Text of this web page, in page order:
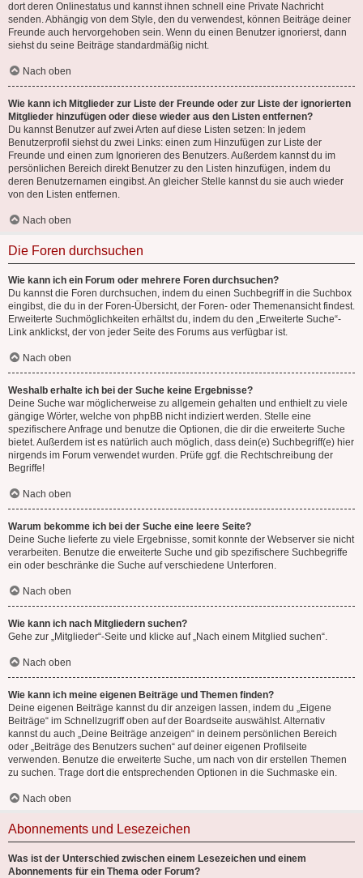
dort deren Onlinestatus und kannst ihnen schnell eine Private Nachricht
senden. Abhängig von dem Style, den du verwendest, können Beiträge deiner
Freunde auch hervorgehoben sein. Wenn du einen Benutzer ignorierst, dann
siehst du seine Beiträge standardmäßig nicht.
Nach oben
Wie kann ich Mitglieder zur Liste der Freunde oder zur Liste der ignorierten
Mitglieder hinzufügen oder diese wieder aus den Listen entfernen?
Du kannst Benutzer auf zwei Arten auf diese Listen setzen: In jedem
Benutzerprofil siehst du zwei Links: einen zum Hinzufügen zur Liste der
Freunde und einen zum Ignorieren des Benutzers. Außerdem kannst du im
persönlichen Bereich direkt Benutzer zu den Listen hinzufügen, indem du
deren Benutzernamen eingibst. An gleicher Stelle kannst du sie auch wieder
von den Listen entfernen.
Nach oben
Die Foren durchsuchen
Wie kann ich ein Forum oder mehrere Foren durchsuchen?
Du kannst die Foren durchsuchen, indem du einen Suchbegriff in die Suchbox
eingibst, die du in der Foren-Übersicht, der Foren- oder Themenansicht findest.
Erweiterte Suchmöglichkeiten erhältst du, indem du den „Erweiterte Suche“-
Link anklickst, der von jeder Seite des Forums aus verfügbar ist.
Nach oben
Weshalb erhalte ich bei der Suche keine Ergebnisse?
Deine Suche war möglicherweise zu allgemein gehalten und enthielt zu viele
gängige Wörter, welche von phpBB nicht indiziert werden. Stelle eine
spezifischere Anfrage und benutze die Optionen, die dir die erweiterte Suche
bietet. Außerdem ist es natürlich auch möglich, dass dein(e) Suchbegriff(e) hier
nirgends im Forum verwendet wurden. Prüfe ggf. die Rechtschreibung der
Begriffe!
Nach oben
Warum bekomme ich bei der Suche eine leere Seite?
Deine Suche lieferte zu viele Ergebnisse, somit konnte der Webserver sie nicht
verarbeiten. Benutze die erweiterte Suche und gib spezifischere Suchbegriffe
ein oder beschränke die Suche auf verschiedene Unterforen.
Nach oben
Wie kann ich nach Mitgliedern suchen?
Gehe zur „Mitglieder“-Seite und klicke auf „Nach einem Mitglied suchen“.
Nach oben
Wie kann ich meine eigenen Beiträge und Themen finden?
Deine eigenen Beiträge kannst du dir anzeigen lassen, indem du „Eigene
Beiträge“ im Schnellzugriff oben auf der Boardseite auswählst. Alternativ
kannst du auch „Deine Beiträge anzeigen“ in deinem persönlichen Bereich
oder „Beiträge des Benutzers suchen“ auf deiner eigenen Profilseite
verwenden. Benutze die erweiterte Suche, um nach von dir erstellen Themen
zu suchen. Trage dort die entsprechenden Optionen in die Suchmaske ein.
Nach oben
Abonnements und Lesezeichen
Was ist der Unterschied zwischen einem Lesezeichen und einem
Abonnements für ein Thema oder Forum?